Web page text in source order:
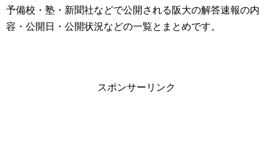
予備校・塾・新聞社などで公開される阪大の解答速報の内
容・公開日・公開状況などの一覧とまとめです。
スポンサーリンク